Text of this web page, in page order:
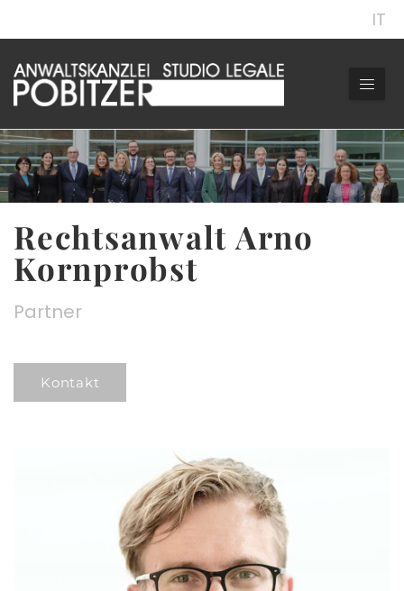
IT
Rechtsanwalt Arno
Kornprobst
Partner
Kontakt